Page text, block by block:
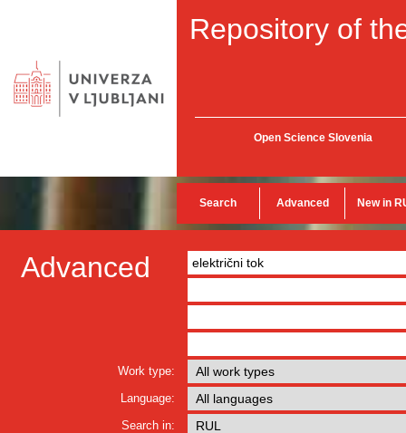
Repository of
Open Science Slovenia
Search Advanced New in
Advanced
Work type:
Language:
Search in: